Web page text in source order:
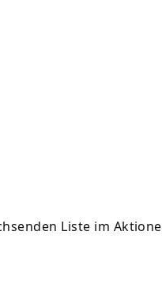
Liste im